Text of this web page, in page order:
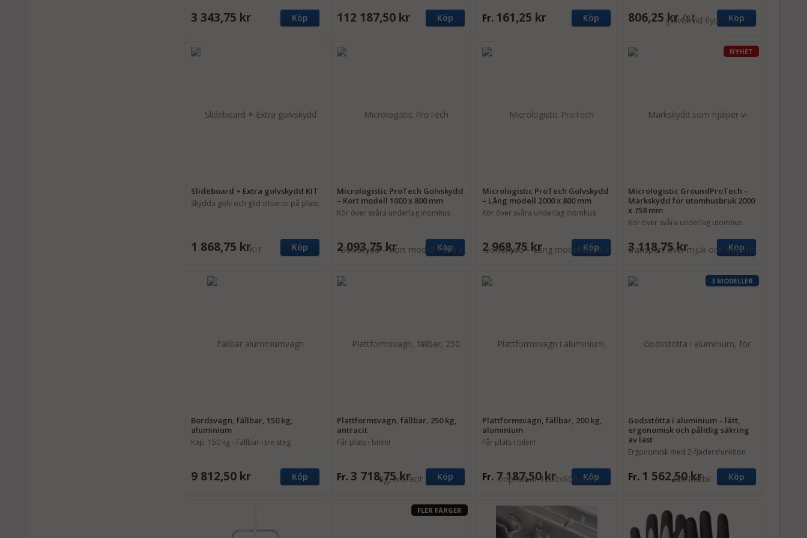
3 343,75 kr Köp 112 187,50 kr Köp Fr. 161,25 kr Köp 806,25 kr/st. Köp
Slideboard + Extra golvskydd KIT
Skydda golv och glid vitvaror på plats
1 868,75 kr Köp
Micrologistic ProTech Golvskydd
– Kort modell 1000 x 800 mm
Kör över svåra underlag inomhus
2 093,75 kr Köp
Micrologistic ProTech Golvskydd
– Lång modell 2000 x 800 mm
Kör över svåra underlag inomhus
2 968,75 kr Köp
NYHET
Micrologistic GroundProTech –
Markskydd för utomhusbruk 2000
x 758 mm
Kör över svåra underlag utomhus
3 118,75 kr Köp
Bordsvagn, fällbar, 150 kg,
aluminium
Kap. 150 kg - Fällbar i tre steg
9 812,50 kr Köp
Plattformsvagn, fällbar, 250 kg,
antracit
Får plats i bilen!
Fr.3 718,75 kr Köp
Plattformsvagn, fällbar, 200 kg,
aluminium
Får plats i bilen!
Fr. 7 187,50 kr Köp
3 MODELLER
Godsstötta i aluminium – lätt,
ergonomisk och pålitlig säkring
av last
Ergonomisk med 2-fjädersfunktion
Fr. 1 562,50 kr Köp
FLER FÄRGER